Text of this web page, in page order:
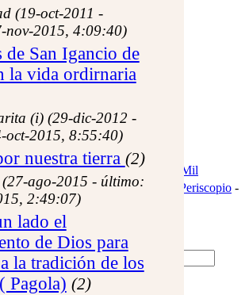
sitio
del Espíritu
del Verbo»
en la Iglesia-La voz del Espíritu
Mil
Temas de Biblia-Teología- Zona Periscopio -
avanzado)
(19-oct-2011 -
nov-2015, 4:09:40)
de San Igancio de
la vida ordirnaria
(i) (29-dic-2012 -
oct-2015, 8:55:40)
nuestra tierra (2)
ago-2015 - último:
2:49:07)
lado el
de Dios para
la tradición de los
Pagola) (2)